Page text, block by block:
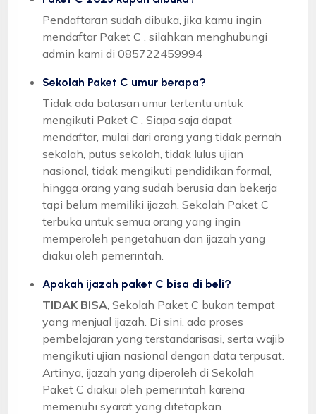
Pendaftaran sudah dibuka, jika kamu ingin
mendaftar Paket C , silahkan menghubungi
admin kami di 085722459994
Sekolah Paket C umur berapa?
Tidak ada batasan umur tertentu untuk
mengikuti Paket C . Siapa saja dapat
mendaftar, mulai dari orang yang tidak pernah
sekolah, putus sekolah, tidak lulus ujian
nasional, tidak mengikuti pendidikan formal,
hingga orang yang sudah berusia dan bekerja
tapi belum memiliki ijazah. Sekolah Paket C
terbuka untuk semua orang yang ingin
memperoleh pengetahuan dan ijazah yang
diakui oleh pemerintah.
Apakah ijazah paket C bisa di beli?
TIDAK BISA , Sekolah Paket C bukan tempat
yang menjual ijazah. Di sini, ada proses
pembelajaran yang terstandarisasi, serta wajib
mengikuti ujian nasional dengan data terpusat.
Artinya, ijazah yang diperoleh di Sekolah
Paket C diakui oleh pemerintah karena
memenuhi syarat yang ditetapkan.